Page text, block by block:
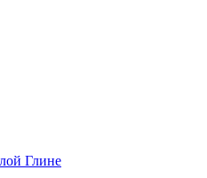
Глине